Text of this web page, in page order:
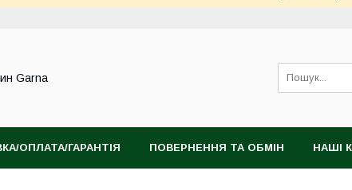
Garna
ОПЛАТА/ГАРАНТІЯ ПОВЕРНЕННЯ ТА ОБМІН НАШІ